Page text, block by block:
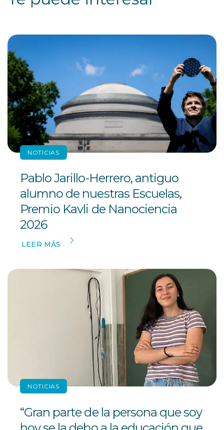
NOTICIAS
Pablo Jarillo-Herrero, antiguo
alumno de nuestras Escuelas,
Premio Kavli de Nanociencia
2026
LEER MÁS
NOTICIAS
“Gran parte de la persona que soy